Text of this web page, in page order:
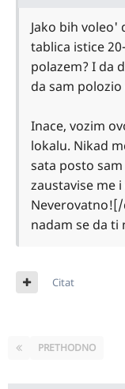
Jako bih voleo'
tablica istice
polazem? I da
da sam polozio
Inace, vozim
lokalu. Nikad
sata posto
zaustavise me
nadam se da ti
Citat
PRETHODNO